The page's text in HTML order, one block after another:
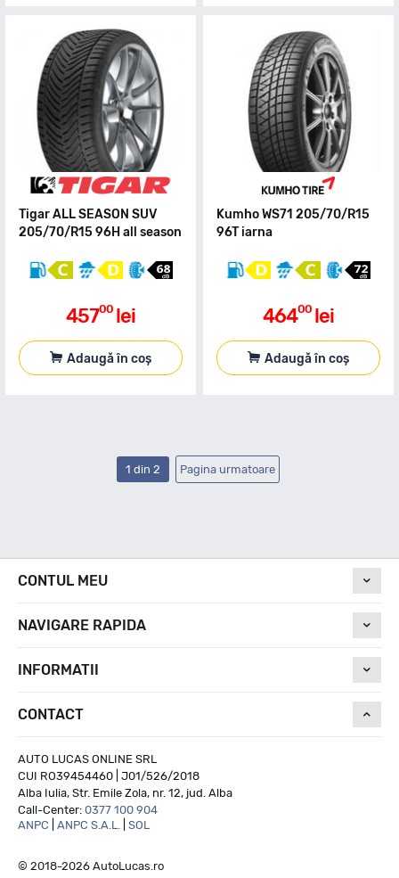
Tigar ALL SEASON SUV
205/70/R15 96H all season
45700 lei
Adaugă în coș
Kumho WS71 205/70/R15
96T iarna
46400 lei
Adaugă în coș
1 din 2 Pagina urmatoare
CONTUL MEU
NAVIGARE RAPIDA
INFORMATII
CONTACT
AUTO LUCAS ONLINE SRL
CUI RO39454460 | J01/526/2018
Alba Iulia, Str. Emile Zola, nr. 12, jud. Alba
Call-Center: 0377 100 904
ANPC
ANPC S.A.L. SOL
© 2018-2026 AutoLucas.ro